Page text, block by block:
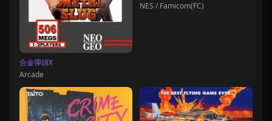
合金彈頭X
Arcade
NES / Famicom(FC)